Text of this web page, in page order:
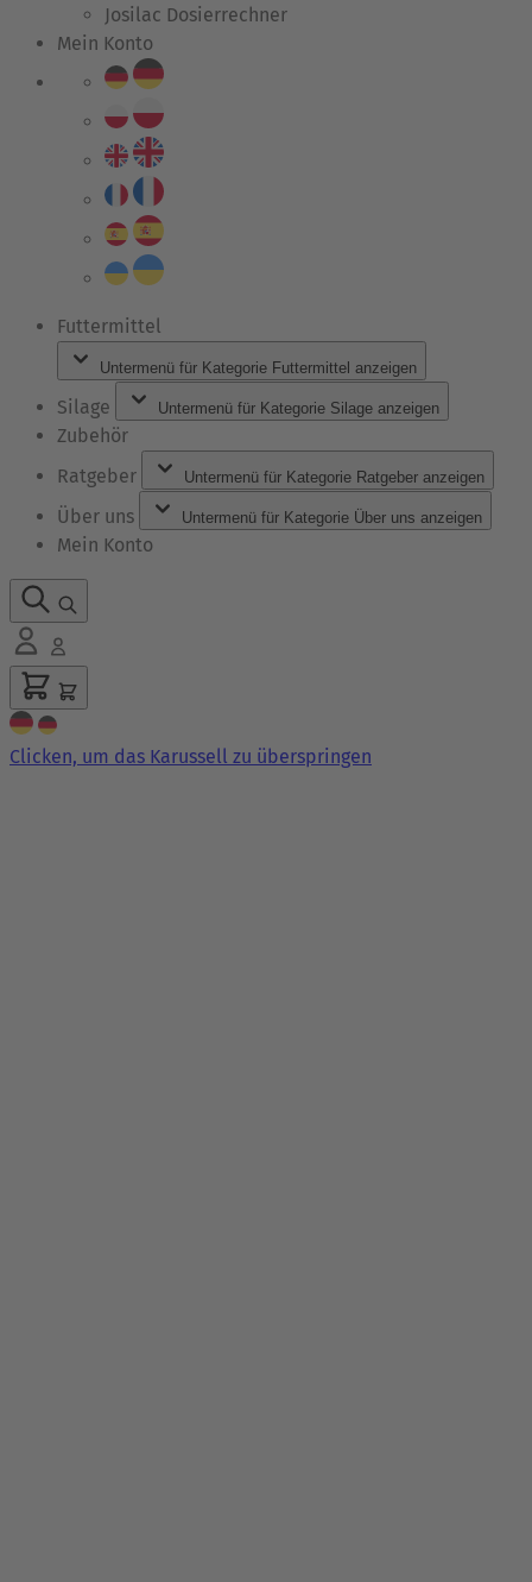
Josilac Dosierrechner
Mein Konto
Futtermittel
Untermenü für Kategorie Futtermittel anzeigen
Silage Untermenü für Kategorie Silage anzeigen
Zubehör
Ratgeber
Untermenü für Kategorie Ratgeber anzeigen
Über uns Untermenü für Kategorie Über uns anzeigen
Mein Konto
Clicken, um das Karussell zu überspringen